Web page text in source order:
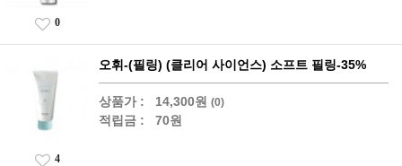
0
오휘-(필링) (클리어 사이언스) 소프트 필링-35%
상품가 : 14,300원 (0)
적립금 : 70원
4